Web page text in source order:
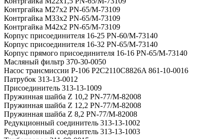
Контргайка М27х2 PN-65/M-73109
Контргайка М33х2 PN-65/M-73109
Контргайка М42х2 PN-65/M-73109
Корпус присоединителя 16-25 PN-60/M-73140
Корпус присоединителя 16-32 PN-65/M-73140
Корпус прямого присоединителя 16-16 PN-65/M-73140
Масляный фильтр 370-30-0050
Насос трансмиссии P-106 P2C2110C8826A 861-10-0016
Патрубок 313-13-0012
Присоединитель 313-13-1009
Пружинная шайба Z 10,2 PN-77/M-82008
Пружинная шайба Z 12,2 PN-77/M-82008
Пружинная шайба Z 8,2 PN-77/M-82008
Редукционный соединитель 313-13-1002
Редукционный соединитель 313-13-1003